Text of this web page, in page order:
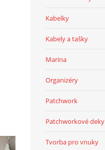
Kabelky
Kabely a tašky
Marina
Organizéry
Patchwork
Patchworkové deky
Tvorba pro vnuky